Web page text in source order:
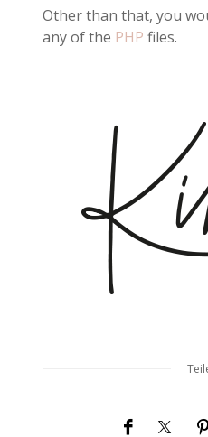
Other than that, you
any of the PHP files.